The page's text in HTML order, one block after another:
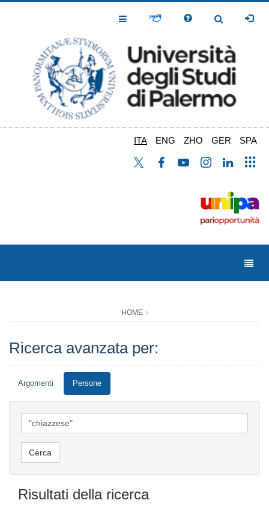
Toggle
Toggle
ITA ENG ZHO GER SPA
HOME
Ricerca avanzata per:
Argomenti Persone
Risultati della ricerca